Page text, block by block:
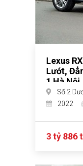
Lexus
Lướt,
1 Hà Nội
Số 2
2022
3 tỷ 886